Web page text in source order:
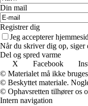
Din mail
Registrer dig
Jeg accepterer
Når du skriver dig op, siger
Del og spred varme
X
Facebook
© Materialet må ikke
© Beskyttet materiale.
© Ophavsretten tilhører os
Intern navigation